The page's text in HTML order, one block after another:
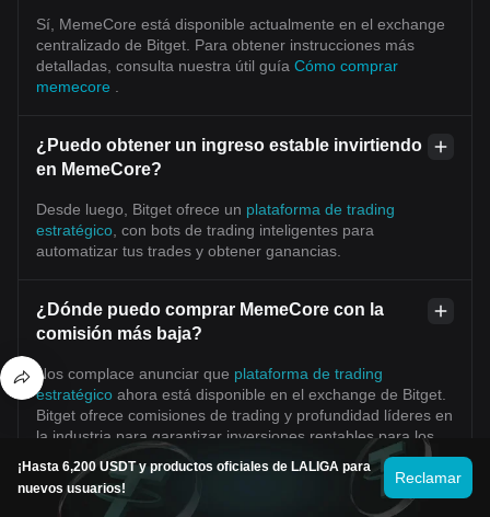
Sí, MemeCore está disponible actualmente en el exchange
centralizado de Bitget. Para obtener instrucciones más
detalladas, consulta nuestra útil guía Cómo comprar
memecore
¿Puedo obtener un ingreso estable invirtiendo
en MemeCore?
Desde luego, Bitget ofrece un plataforma de trading
estratégico , con bots de trading inteligentes para
automatizar tus trades y obtener ganancias.
¿Dónde puedo comprar MemeCore con la
comisión más baja?
Nos complace anunciar que plataforma de trading
estratégico ahora está disponible en el exchange de Bitget.
Bitget ofrece comisiones de trading y profundidad líderes en
la industria para garantizar inversiones rentables para los
¡Hasta 6,200 USDT y productos oficiales de LALIGA para
nuevos usuarios!
Reclamar